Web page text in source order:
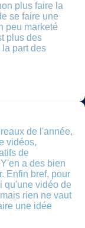
plus faire la
se faire une
peu marketé
plus des
part des
de l'année,
vidéos,
de
a des bien
Enfin bref, pour
qu'une vidéo de
rien ne vaut
une idée